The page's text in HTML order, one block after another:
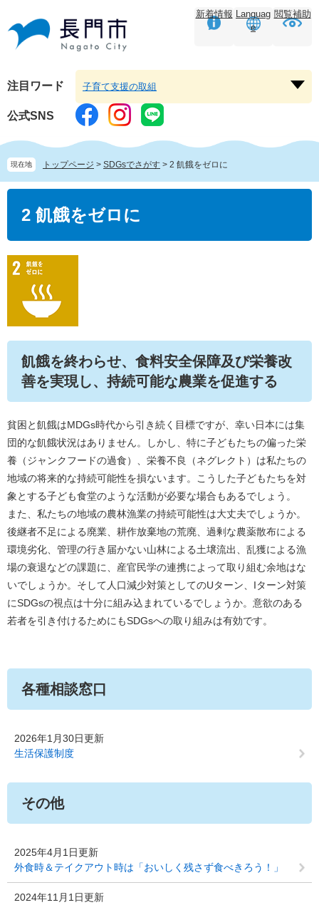
頭
す。
メニューを飛ばして本文へ
新着情報 Languag
e
閲覧補助
注目ワード
ー
子育て支援の取組
公式SNS
現在地 トップページ > SDGsでさがす > 2 飢餓をゼロに
2 飢餓をゼロに
​飢餓を終わらせ、食料安全保障及び栄養改
善を実現し、持続可能な農業を促進する
貧困と飢餓はMDGs時代から引き続く目標ですが、幸い日本には集
団的な飢餓状況はありません。しかし、特に子どもたちの偏った栄
養（ジャンクフードの過食）、栄養不良（ネグレクト）は私たちの
地域の将来的な持続可能性を損ないます。こうした子どもたちを対
象とする子ども食堂のような活動が必要な場合もあるでしょう。
また、私たちの地域の農林漁業の持続可能性は大丈夫でしょうか。
後継者不足による廃業、耕作放棄地の荒廃、過剰な農薬散布による
環境劣化、管理の行き届かない山林による土壌流出、乱獲による漁
場の衰退などの課題に、産官民学の連携によって取り組む余地はな
いでしょうか。そして人口減少対策としてのUターン、Iターン対策
にSDGsの視点は十分に組み込まれているでしょうか。意欲のある
若者を引き付けるためにもSDGsへの取り組みは有効です。
各種相談窓口
2026年1月30日更新
生活保護制度
その他
2025年4月1日更新
外食時＆テイクアウト時は「おいしく残さず食べきろう！」
2024年11月1日更新